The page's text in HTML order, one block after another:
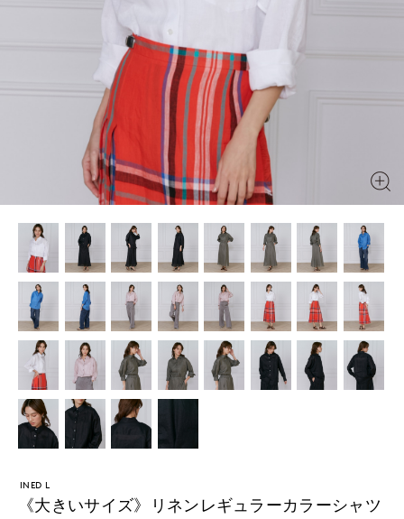
INED L
《大きいサイズ》リネンレギュラーカラーシャツ